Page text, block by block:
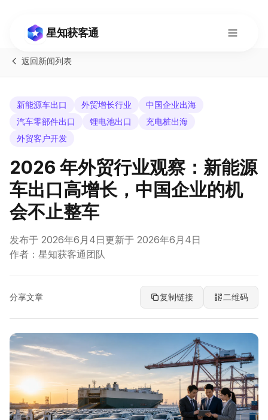
星知获客通
返回新闻列表
新能源车出口 外贸增长行业
中国企业出海
汽车零部件出口
锂电池出口
充电桩出海
外贸客户开发
2026 年外贸行业观察：新能源
车出口高增长，中国企业的机
会不止整车
发布于 2026年6月4日更新于 2026年6月4日
作者：星知获客通团队
分享文章 复制链接 二维码